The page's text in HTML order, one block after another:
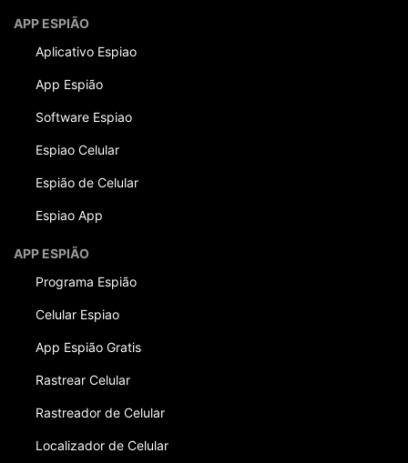
APP ESPIÃO
Aplicativo Espiao
App Espião
Software Espiao
Espiao Celular
Espião de Celular
Espiao App
APP ESPIÃO
Programa Espião
Celular Espiao
App Espião Gratis
Rastrear Celular
Rastreador de Celular
Localizador de Celular